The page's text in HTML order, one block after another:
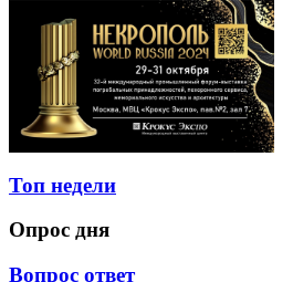
Топ недели
Опрос дня
Вопрос ответ